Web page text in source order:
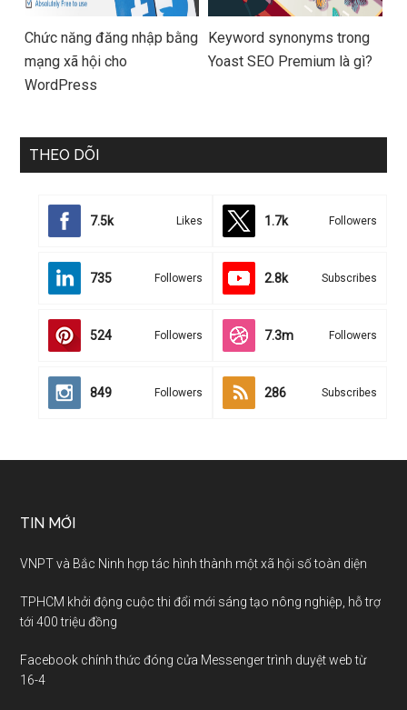
Chức năng đăng nhập bằng
mạng xã hội cho
WordPress
Keyword synonyms trong
Yoast SEO Premium là gì?
THEO DÕI
7.5k Likes 1.7k Followers
735 Followers 2.8k Subscribes
524 Followers 7.3m Followers
849 Followers 286 Subscribes
TIN MỚI
VNPT và Bắc Ninh hợp tác hình thành một xã hội số toàn diện
TPHCM khởi động cuộc thi đổi mới sáng tạo nông nghiệp, hỗ trợ
tới 400 triệu đồng
Facebook chính thức đóng cửa Messenger trình duyệt web từ
16-4